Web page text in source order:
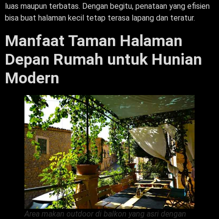
luas maupun terbatas. Dengan begitu, penataan yang efisien
bisa buat halaman kecil tetap terasa lapang dan teratur.
Manfaat Taman Halaman
Depan Rumah untuk Hunian
Modern
Area makan outdoor di balkon yang asri dengan